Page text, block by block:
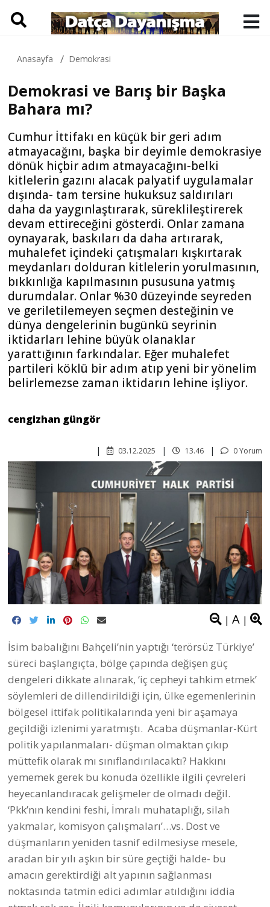
Anasayfa Demokrasi
Demokrasi ve Barış bir Başka
Bahara mı?
Cumhur İttifakı en küçük bir geri adım
atmayacağını, başka bir deyimle demokrasiye
dönük hiçbir adım atmayacağını-belki
kitlelerin gazını alacak palyatif uygulamalar
dışında- tam tersine hukuksuz saldırıları
daha da yaygınlaştırarak, süreklileştirerek
devam ettireceğini gösterdi. Onlar zamana
oynayarak, baskıları da daha artırarak,
muhalefet içindeki çatışmaları kışkırtarak
meydanları dolduran kitlelerin yorulmasının,
bıkkınlığa kapılmasının pususuna yatmış
durumdalar. Onlar %30 düzeyinde seyreden
ve geriletilemeyen seçmen desteğinin ve
dünya dengelerinin bugünkü seyrinin
iktidarları lehine büyük olanaklar
yarattığının farkındalar. Eğer muhalefet
partileri köklü bir adım atıp yeni bir yönelim
belirlemezse zaman iktidarın lehine işliyor.
cengizhan güngör
0 Yorum
13.46
03.12.2025
| A |
İsim babalığını Bahçeli’nin yaptığı ‘terörsüz Türkiye’
süreci başlangıçta, bölge çapında değişen güç
dengeleri dikkate alınarak, ‘iç cepheyi tahkim etmek’
söylemleri de dillendirildiği için, ülke egemenlerinin
bölgesel ittifak politikalarında yeni bir aşamaya
geçildiği izlenimi yaratmıştı. Acaba düşmanlar-Kürt
politik yapılanmaları- düşman olmaktan çıkıp
müttefik olarak mı sınıflandırılacaktı? Hakkını
yememek gerek bu konuda özellikle ilgili çevreleri
heyecanlandıracak gelişmeler de olmadı değil.
‘Pkk’nın kendini feshi, İmralı muhataplığı, silah
yakmalar, komisyon çalışmaları’…vs. Dost ve
düşmanların yeniden tasnif edilmesiyse mesele,
aradan bir yılı aşkın bir süre geçtiği halde- bu
amacın gerektirdiği alt yapının sağlanması
noktasında tatmin edici adımlar atıldığını iddia